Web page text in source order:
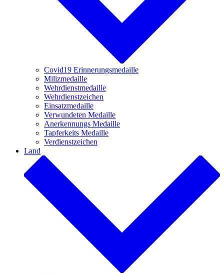
Covid19 Erinnerungsmedaille
Milizmedaille
Wehrdienstmedaille
Wehrdienstzeichen
Einsatzmedaille
Verwundeten Medaille
Anerkennungs Medaille
Tapferkeits Medaille
Verdienstzeichen
Land